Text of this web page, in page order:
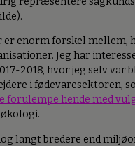
er enorm forskel mellem,
Jeg har
2018, hvor jeg selv var
i fødevaresektoren,
forulempe hende med
langt bredere end